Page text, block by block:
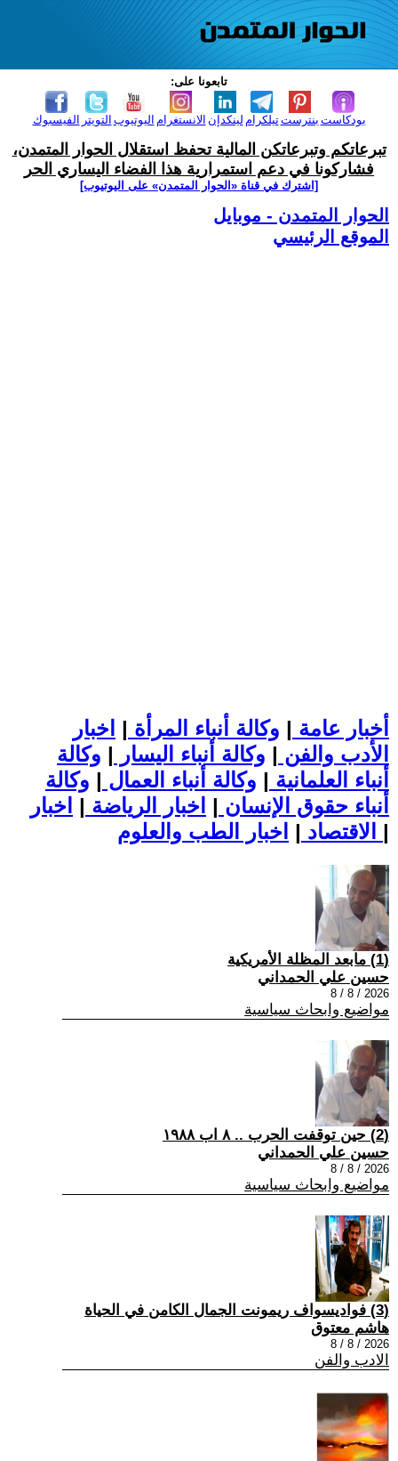
تابعونا على:
الفيسبوك التويتر اليوتيوب الانستغرام لينكدإن تيلكرامبنترست بودكاست
تبرعاتكم وتبرعاتكن المالية تحفظ استقلال الحوار المتمدن،
فشاركونا في دعم استمرارية هذا الفضاء اليساري الحر
[اشترك في قناة ‫«الحوار المتمدن» على اليوتيوب]
الحوار المتمدن - موبايل
الموقع الرئيسي
أخبار عامة | وكالة أنباء المرأة | اخبار
الأدب والفن | وكالة أنباء اليسار | وكالة
أنباء العلمانية | وكالة أنباء العمال | وكالة
أنباء حقوق الإنسان | اخبار الرياضة | اخبار
الاقتصاد | |
(1) مابعد المظلة الأمريكية
حسين علي الحمداني
2026 / 8 / 8
مواضيع وابحاث سياسية
(2) حين توقفت الحرب .. ٨ اب ١٩٨٨
حسين علي الحمداني
2026 / 8 / 8
مواضيع وابحاث سياسية
(3) فواديسواف ريمونت الجمال الكامن في الحياة
هاشم معتوق
2026 / 8 / 8
الادب والفن